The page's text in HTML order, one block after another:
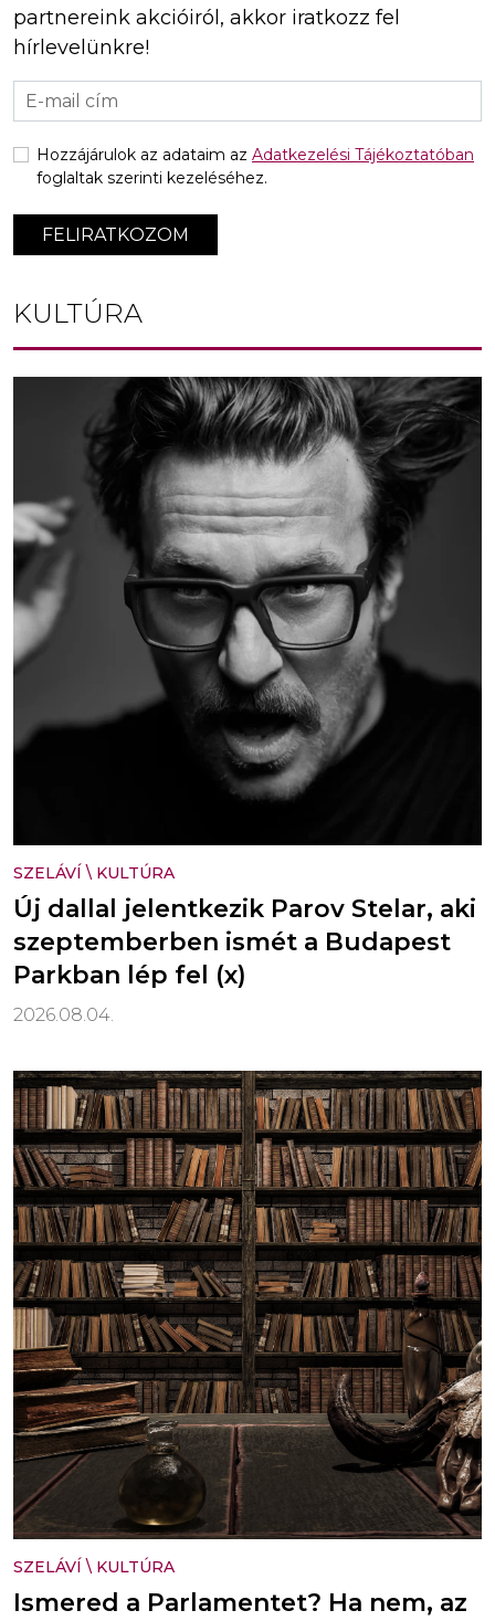
partnereink akcióiról, akkor iratkozz fel
hírlevelünkre!
FELIRATKOZOM
Hozzájárulok az adataim az Adatkezelési Tájékoztatóban
foglaltak szerinti kezeléséhez.
KULTÚRA
SZELÁVÍ \ KULTÚRA
Új dallal jelentkezik Parov Stelar, aki
szeptemberben ismét a Budapest
Parkban lép fel (x)
2026.08.04.
SZELÁVÍ \ KULTÚRA
Ismered a Parlamentet? Ha nem, az